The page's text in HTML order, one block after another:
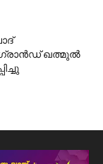
ഖത്മുൽ